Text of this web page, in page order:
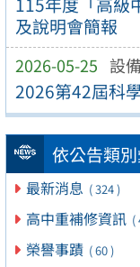
及說明會簡報
2026-05-25 設
2026第42屆科
依公告類
最新消息 ( 324 )
高中重補修資訊 (
榮譽事蹟 ( 60 )